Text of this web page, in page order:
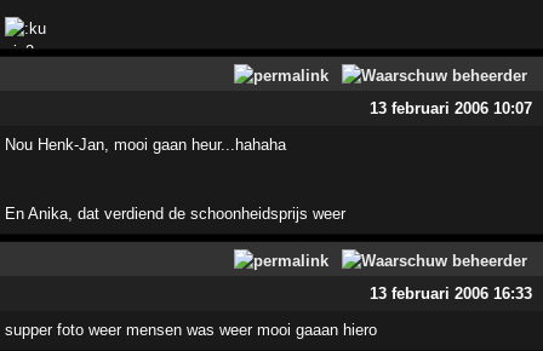
13 februari 2006 10:07
Nou Henk-Jan, mooi gaan heur...hahaha
En Anika, dat verdiend de schoonheidsprijs weer
13 februari 2006 16:33
supper foto weer mensen was weer mooi gaaan hiero